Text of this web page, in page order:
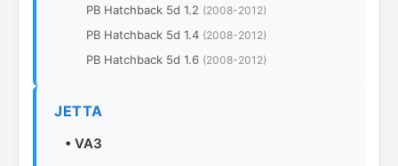
PB Hatchback 5d 1.2 (2008-2012)
PB Hatchback 5d 1.4 (2008-2012)
PB Hatchback 5d 1.6 (2008-2012)
JETTA
• VA3